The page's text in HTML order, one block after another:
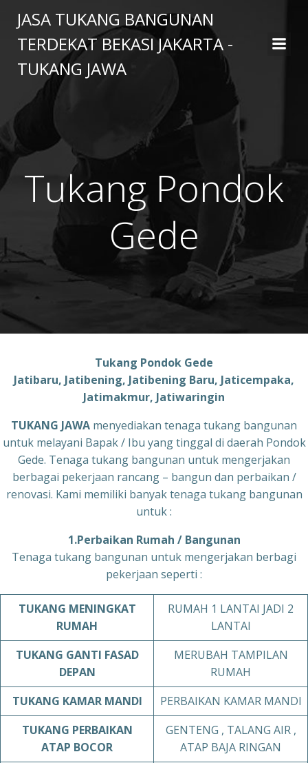
to
content
JASA TUKANG BANGUNAN
TERDEKAT BEKASI JAKARTA -
TUKANG JAWA
Tukang Pondok
Gede
Tukang Pondok Gede
Jatibaru, Jatibening, Jatibening Baru, Jaticempaka,
Jatimakmur, Jatiwaringin
TUKANG JAWA menyediakan tenaga tukang bangunan
untuk melayani Bapak / Ibu yang tinggal di daerah Pondok
Gede. Tenaga tukang bangunan untuk mengerjakan
berbagai pekerjaan rancang – bangun dan perbaikan /
renovasi. Kami memiliki banyak tenaga tukang bangunan
untuk :
1.Perbaikan Rumah / Bangunan
Tenaga tukang bangunan untuk mengerjakan berbagi
pekerjaan seperti :
TUKANG MENINGKAT
RUMAH
RUMAH 1 LANTAI JADI 2
LANTAI
TUKANG GANTI FASAD
DEPAN
MERUBAH TAMPILAN
RUMAH
TUKANG KAMAR MANDI
PERBAIKAN KAMAR MANDI
TUKANG PERBAIKAN
ATAP BOCOR
GENTENG , TALANG AIR ,
ATAP BAJA RINGAN